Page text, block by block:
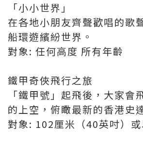
「小小世界」
在各地小朋友齊聲歡唱的歌
船環遊繽紛世界。
對象: 任何高度 所有年齡
鐵甲奇俠飛行之旅
「鐵甲號」起飛後，大家會
的上空，俯瞰最新的香港史
對象: 102厘米（40英吋）或